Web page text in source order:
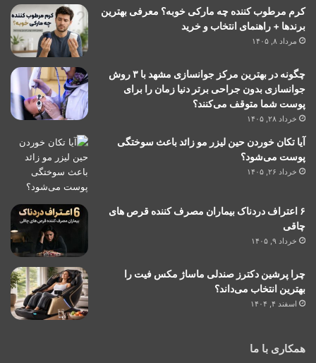
کرم مرطوب کننده چه مارکی خوبه؟ معرفی بهترین
برندها + راهنمای انتخاب و خرید
مرداد ۸, ۱۴۰۵
چگونه در بهترین مرکز جوانسازی مشهد با ۳ روش
جوانسازی بدون جراحی برتر دنیا زمان را برای
پوست شما متوقف می‌کنند؟
خرداد ۲۸, ۱۴۰۵
آیا تکان خوردن حین لیزر مو زائد باعث سوختگی
پوست می‌شود؟
خرداد ۲۶, ۱۴۰۵
۶ اعتراف دردناک بیماران مصرف کننده قرص های
چاقی
خرداد ۹, ۱۴۰۵
چرا پرشین دکترز صندلی ماساژ مکس فیت را
بهترین انتخاب می‌داند؟
اسفند ۴, ۱۴۰۴
همکاری با ما